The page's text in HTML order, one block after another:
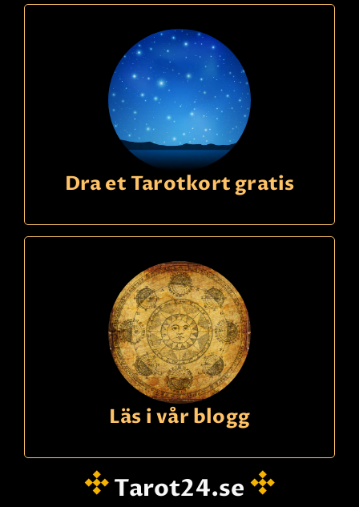
Dra et Tarotkort gratis
Läs i vår blogg
Tarot24.se